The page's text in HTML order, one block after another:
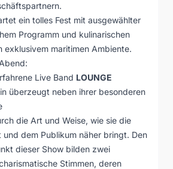
ein tolles Fest mit ausgewählter
Programm und kulinarischen
exklusivem maritimen Ambiente.
Live Band LOUNGE
überzeugt neben ihrer besonderen
die Art und Weise, wie sie die
dem Publikum näher bringt. Den
dieser Show bilden zwei
Stimmen, deren